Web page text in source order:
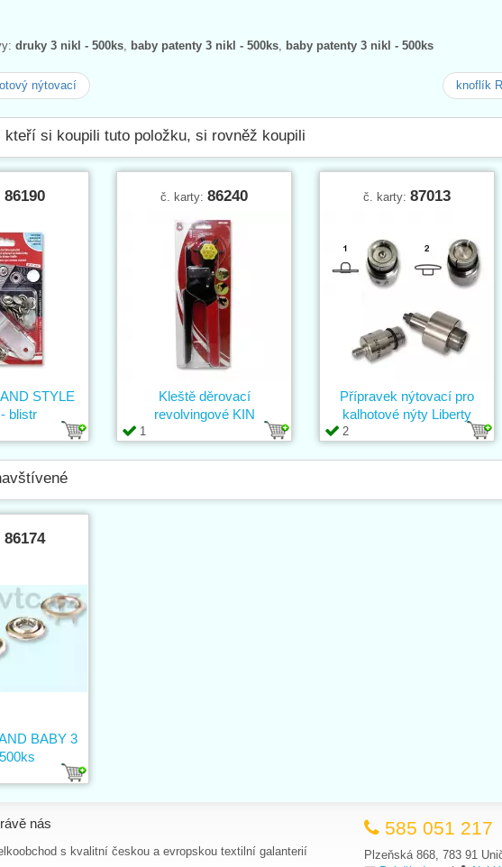
druky 3 nikl - 500ks baby patenty 3 nikl - 500ks baby patenty 3 nikl - 500ks
nýtovací knoflík
kteří si koupili tuto položku, si rovněž koupili
86190
STYLE
blistr
č. karty: 86240
1
Kleště děrovací
revolvingové KIN
č. karty: 87013
2
Přípravek nýtovací pro
kalhotové nýty Liberty
86174
BABY 3
nás
s kvalitní českou a evropskou textilní galanterií
585 051 217
Plzeňská 868, 783 91